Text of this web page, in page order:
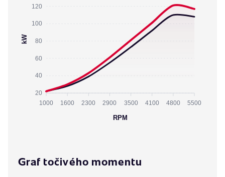
120
100
80
60
40
20
kW
1000 1600 2300 2900 3500 4100 4800 5500
RPM
Graf točivého momentu